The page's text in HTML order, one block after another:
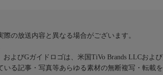
の放送内容と異なる場合がございます。
およびGガイドロゴは、米国TiVo Brands LLCおよ
いる記事・写真等あらゆる素材の無断複写・転載を